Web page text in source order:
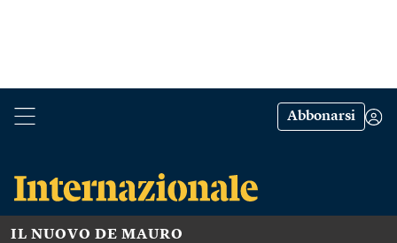
Abbonarsi
IL NUOVO DE MAURO